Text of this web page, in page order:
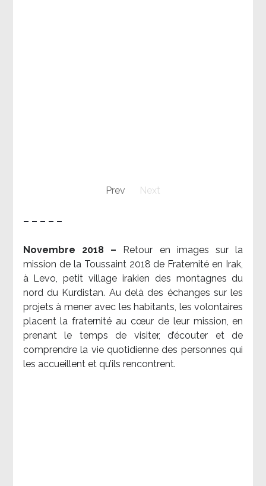
Prev Next
– – – – –
Novembre 2018 –
Retour en images sur la
mission de la Toussaint 2018 de Fraternité en Irak,
à Levo, petit village irakien des montagnes du
nord du Kurdistan. Au delà des échanges sur les
projets à mener avec les habitants, les volontaires
placent la fraternité au cœur de leur mission, en
prenant le temps de visiter, d’écouter et de
comprendre la vie quotidienne des personnes qui
les accueillent et qu’ils rencontrent.